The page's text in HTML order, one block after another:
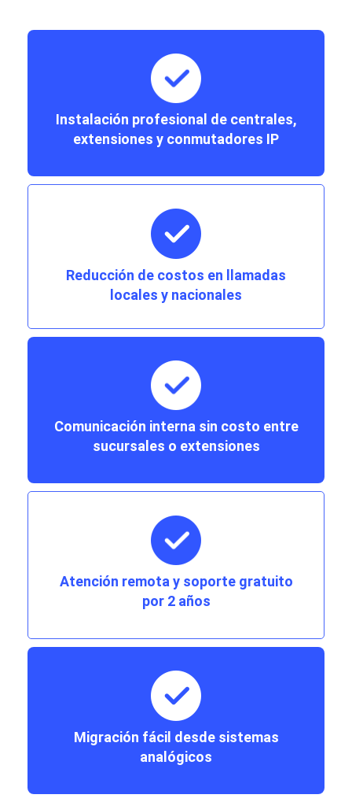
Instalación profesional de centrales,
extensiones y conmutadores IP
Reducción de costos en llamadas
locales y nacionales
Comunicación interna sin costo entre
sucursales o extensiones
Atención remota y soporte gratuito
por 2 años
Migración fácil desde sistemas
analógicos